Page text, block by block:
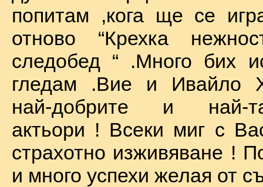
попитам ,кога ще се
отново “Крехка
следобед “ .Много бих
гледам .Вие и Ивайло
най-добрите и най-
актьори ! Всеки миг с
страхотно изживяване !
и много успехи желая от